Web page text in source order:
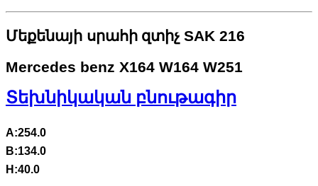
Մեքենայի սրահի զտիչ SAK 216
Mercedes benz X164 W164 W251
Տեխնիկական բնութագիր
A:254.0
B:134.0
H:40.0